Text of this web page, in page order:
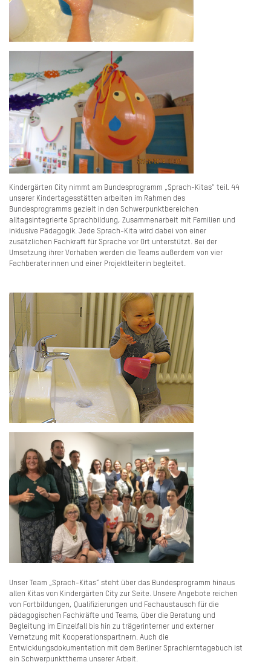
Kindergärten City nimmt am Bundesprogramm „Sprach-Kitas“ teil. 44
unserer Kindertagesstätten arbeiten im Rahmen des
Bundesprogramms gezielt in den Schwerpunktbereichen
alltagsintegrierte Sprachbildung, Zusammenarbeit mit Familien und
inklusive Pädagogik. Jede Sprach-Kita wird dabei von einer
zusätzlichen Fachkraft für Sprache vor Ort unterstützt. Bei der
Umsetzung ihrer Vorhaben werden die Teams außerdem von vier
Fachberaterinnen und einer Projektleiterin begleitet.
Unser Team „Sprach-Kitas“ steht über das Bundesprogramm hinaus
allen Kitas von Kindergärten City zur Seite. Unsere Angebote reichen
von Fortbildungen, Qualifizierungen und Fachaustausch für die
pädagogischen Fachkräfte und Teams, über die Beratung und
Begleitung im Einzelfall bis hin zu trägerinterner und externer
Vernetzung mit Kooperationspartnern. Auch die
Entwicklungsdokumentation mit dem Berliner Sprachlerntagebuch ist
ein Schwerpunktthema unserer Arbeit.